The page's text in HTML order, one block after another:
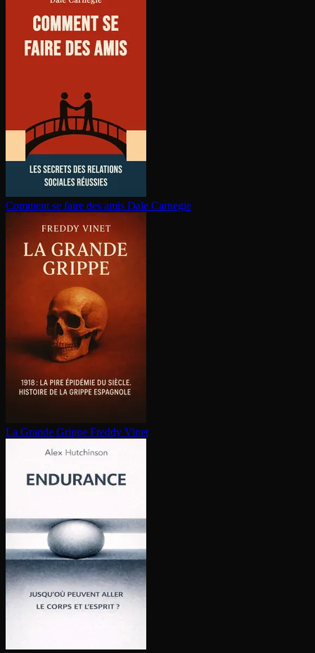
Comment se faire des amis Dale Carnegie
La Grande Grippe Freddy Vinet